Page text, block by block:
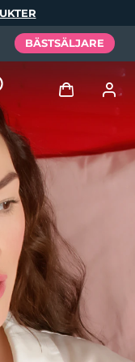
BÄSTSÄLJARE
Logga in
Användarprofil
Mina enheter
beställningar
Mina adresser
Español
Português
Русский
繁體中文